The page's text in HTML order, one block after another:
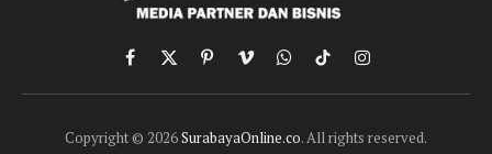
Facebook
X
(Twitter)
PinterestVimeoWhatsApp
TikTokInstagram
Copyright © 2026SurabayaOnline.co. All rights reserved.